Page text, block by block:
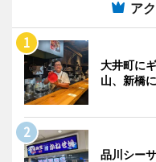
ア
大井町に
山、新橋
品川シー